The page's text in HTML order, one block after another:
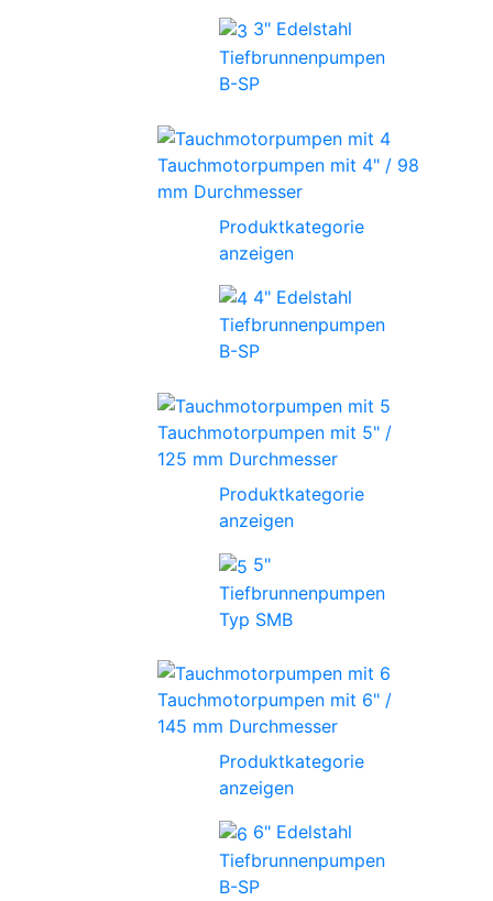
3" Edelstahl
Tiefbrunnenpumpen
B-SP
Tauchmotorpumpen mit 4" / 98
mm Durchmesser
Produktkategorie
anzeigen
4" Edelstahl
Tiefbrunnenpumpen
B-SP
Tauchmotorpumpen mit 5" /
125 mm Durchmesser
Produktkategorie
anzeigen
5"
Tiefbrunnenpumpen
Typ SMB
Tauchmotorpumpen mit 6" /
145 mm Durchmesser
Produktkategorie
anzeigen
6" Edelstahl
Tiefbrunnenpumpen
B-SP